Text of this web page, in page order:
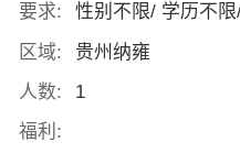
要求:
性别不限/ 学历不
区域:
贵州纳雍
人数:
1
福利: